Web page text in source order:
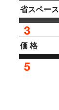
省スペース
3
価 格
5